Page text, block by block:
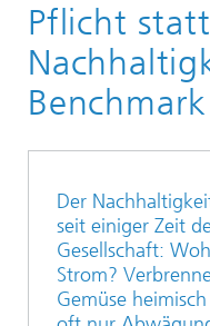
Presse / Medien
Ausgabe #26
Pflicht
Benchmark
Der
seit einiger Zeit
Gesellschaft:
Strom?
Gemüse